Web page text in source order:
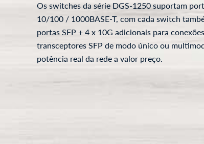
Os switches da série DGS-1250 suportam
10/100 / 1000BASE-T, com cada switch
portas SFP + 4 x 10G adicionais para
transceptores SFP de modo único ou
potência real da rede a valor preço.